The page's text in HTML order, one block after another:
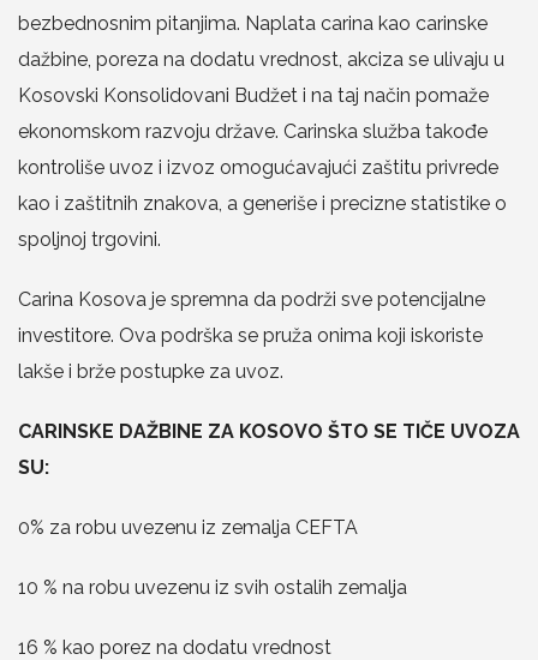
bezbednosnim pitanjima. Naplata carina kao carinske
dažbine, poreza na dodatu vrednost, akciza se ulivaju u
Kosovski Konsolidovani Budžet i na taj način pomaže
ekonomskom razvoju države. Carinska služba takođe
kontroliše uvoz i izvoz omogućavajući zaštitu privrede
kao i zaštitnih znakova, a generiše i precizne statistike o
spoljnoj trgovini.
Carina Kosova je spremna da podrži sve potencijalne
investitore. Ova podrška se pruža onima koji iskoriste
lakše i brže postupke za uvoz.
CARINSKE DAŽBINE ZA KOSOVO ŠTO SE TIČE UVOZA
SU:
0% za robu uvezenu iz zemalja CEFTA
10 % na robu uvezenu iz svih ostalih zemalja
16 % kao porez na dodatu vrednost